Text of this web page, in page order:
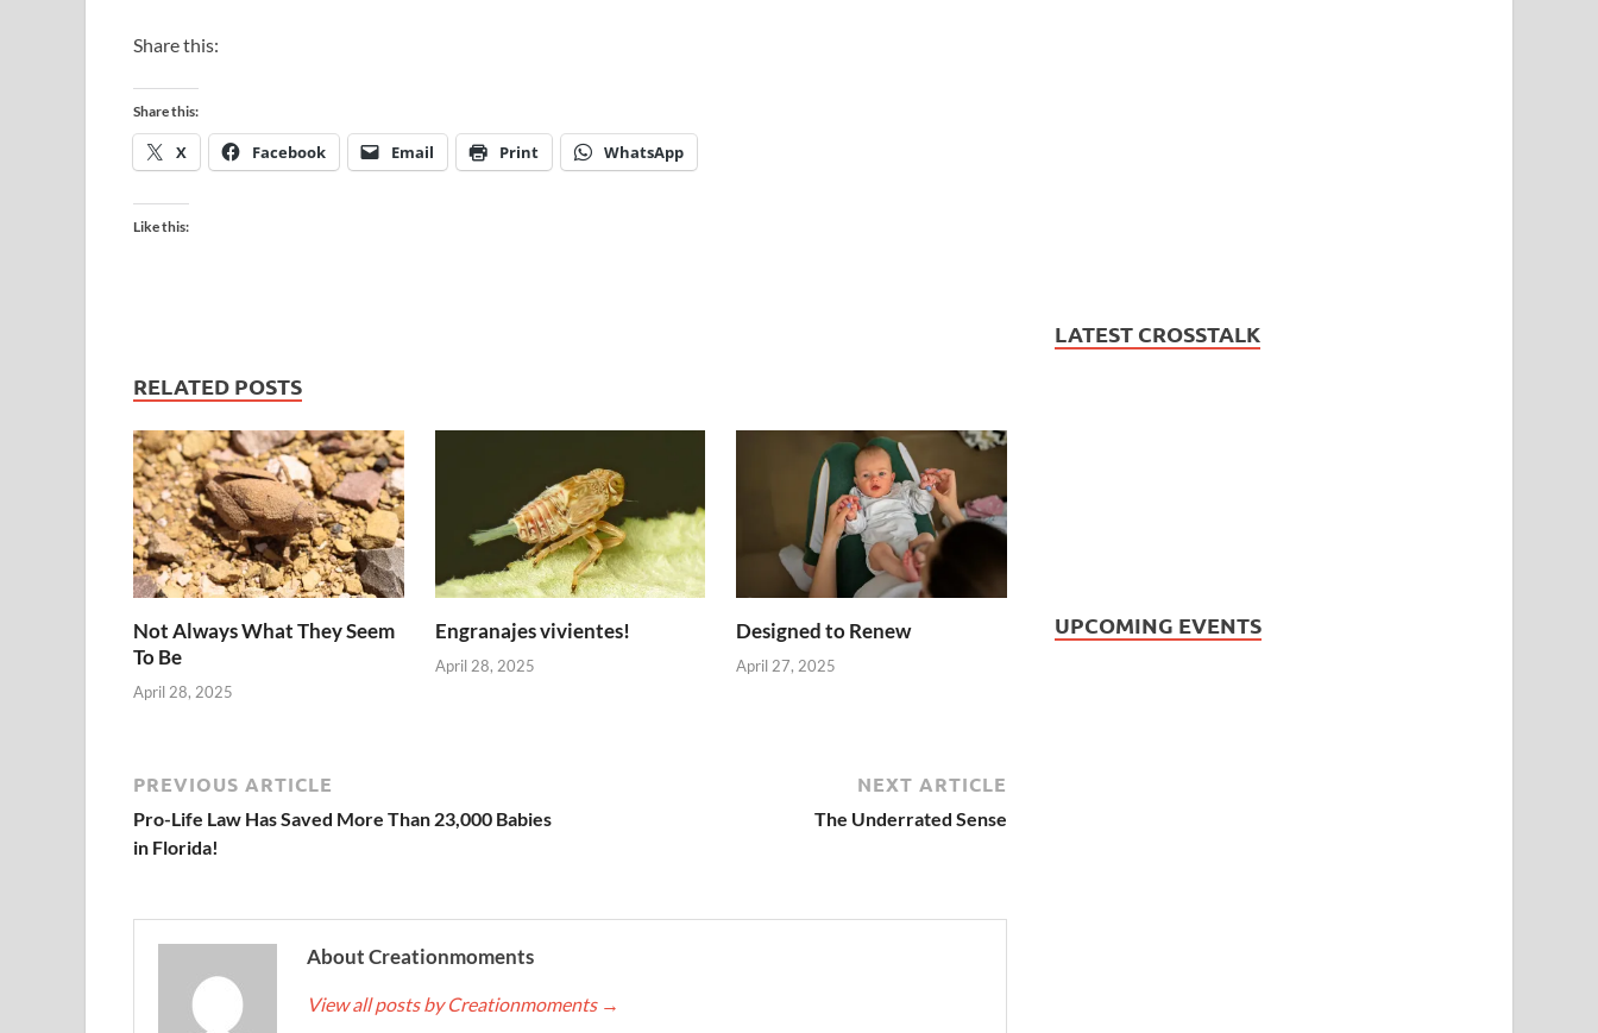
Share this:
Share this:
X Facebook Email Print WhatsApp
Like this:
RELATED POSTS
Not Always What They Seem
To Be
April 28, 2025
Engranajes vivientes!
April 28, 2025
Designed to Renew
April 27, 2025
PREVIOUS ARTICLE
Pro-Life Law Has Saved More Than 23,000 Babies
in Florida!
NEXT ARTICLE
The Underrated Sense
About Creationmoments
View all posts by Creationmoments →
LATEST CROSSTALK
UPCOMING EVENTS